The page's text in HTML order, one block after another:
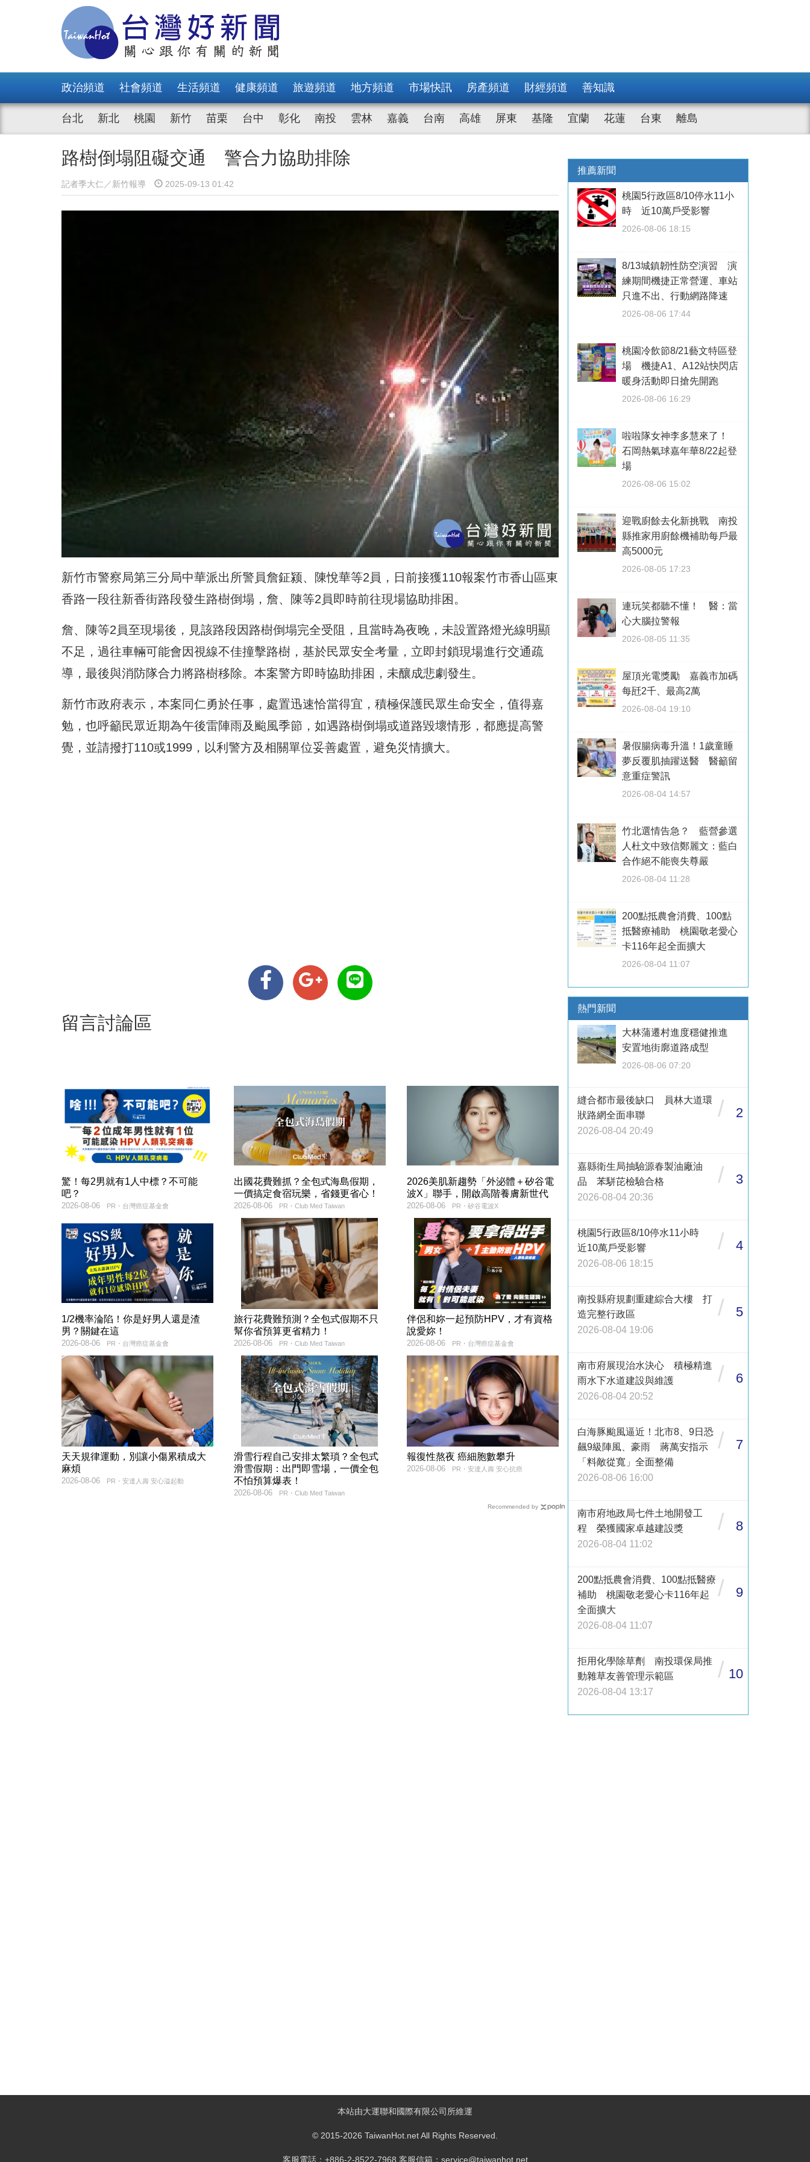
政治頻道 社會頻道 生活頻道 健康頻道 旅遊頻道 地方頻道 市場快訊 房產頻道 財經頻道 善知識
台北 新北 桃園 新竹 苗栗 台中 彰化 南投 雲林 嘉義 台南 高雄 屏東 基隆 宜蘭 花蓮 台東 離島
路樹倒塌阻礙交通 警合力協助排除
記者季大仁／新竹報導 2025-09-13 01:42
新竹市警察局第三分局中華派出所警員詹鉦颍、陳悅華等2員，日前接獲110報案竹市香山區東
香路一段往新香街路段發生路樹倒塌，詹、陳等2員即時前往現場協助排困。
詹、陳等2員至現場後，見該路段因路樹倒塌完全受阻，且當時為夜晚，未設置路燈光線明顯
不足，過往車輛可能會因視線不佳撞擊路樹，基於民眾安全考量，立即封鎖現場進行交通疏
導，最後與消防隊合力將路樹移除。本案警方即時協助排困，未釀成悲劇發生。
新竹市政府表示，本案同仁勇於任事，處置迅速恰當得宜，積極保護民眾生命安全，值得嘉
勉，也呼籲民眾近期為午後雷陣雨及颱風季節，如遇路樹倒塌或道路毀壞情形，都應提高警
覺，並請撥打110或1999，以利警方及相關單位妥善處置，避免災情擴大。
留言討論區
驚！每2男就有1人中標？不可能
吧？
PR・台灣癌症基金會
2026-08-06
出國花費難抓？全包式海島假期，
一價搞定食宿玩樂，省錢更省心！
PR・Club Med Taiwan
2026-08-06
2026美肌新趨勢「外泌體＋矽谷電
波X」聯手，開啟高階養膚新世代
PR・矽谷電波X
2026-08-06
1/2機率淪陷！你是好男人還是渣
男？關鍵在這
PR・台灣癌症基金會
2026-08-06
旅行花費難預測？全包式假期不只
幫你省預算更省精力！
PR・Club Med Taiwan
2026-08-06
伴侶和妳一起預防HPV，才有資格
說愛妳！
PR・台灣癌症基金會
2026-08-06
天天規律運動，別讓小傷累積成大
麻煩
PR・安達人壽 安心溢起動
2026-08-06
滑雪行程自己安排太繁瑣？全包式
滑雪假期：出門即雪場，一價全包
不怕預算爆表！
PR・Club Med Taiwan
2026-08-06
報復性熬夜 癌細胞數攀升
PR・安達人壽 安心抗癌
2026-08-06
Recommended by
推薦新聞
桃園5行政區8/10停水11小
時 近10萬戶受影響
2026-08-06 18:15
8/13城鎮韌性防空演習 演
練期間機捷正常營運、車站
只進不出、行動網路降速
2026-08-06 17:44
桃園冷飲節8/21藝文特區登
場 機捷A1、A12站快閃店
暖身活動即日搶先開跑
2026-08-06 16:29
啦啦隊女神李多慧來了！
石岡熱氣球嘉年華8/22起登
場
2026-08-06 15:02
迎戰廚餘去化新挑戰 南投
縣推家用廚餘機補助每戶最
高5000元
2026-08-05 17:23
連玩笑都聽不懂！ 醫：當
心大腦拉警報
2026-08-05 11:35
屋頂光電獎勵 嘉義市加碼
每瓩2千、最高2萬
2026-08-04 19:10
暑假腸病毒升溫！1歲童睡
夢反覆肌抽躍送醫 醫籲留
意重症警訊
2026-08-04 14:57
竹北選情告急？ 藍營參選
人杜文中致信鄭麗文：藍白
合作絕不能喪失尊嚴
2026-08-04 11:28
200點抵農會消費、100點
抵醫療補助 桃園敬老愛心
卡116年起全面擴大
2026-08-04 11:07
熱門新聞
大林蒲遷村進度穩健推進
安置地街廓道路成型
2026-08-06 07:20
縫合都市最後缺口 員林大道環
狀路網全面串聯
2026-08-04 20:49
/ 2
嘉縣衛生局抽驗源春製油廠油
品 苯駢芘檢驗合格
2026-08-04 20:36
/ 3
桃園5行政區8/10停水11小時
近10萬戶受影響
2026-08-06 18:15
/ 4
南投縣府規劃重建綜合大樓 打
造完整行政區
2026-08-04 19:06
/ 5
南市府展現治水決心 積極精進
雨水下水道建設與維護
2026-08-04 20:52
/ 6
白海豚颱風逼近！北市8、9日恐
飆9級陣風、豪雨 蔣萬安指示
「料敵從寬」全面整備
2026-08-06 16:00
/ 7
南市府地政局七件土地開發工
程 榮獲國家卓越建設獎
2026-08-04 11:02
/ 8
200點抵農會消費、100點抵醫療
補助 桃園敬老愛心卡116年起
全面擴大
2026-08-04 11:07
/ 9
拒用化學除草劑 南投環保局推
動雜草友善管理示範區
2026-08-04 13:17
/ 10
本站由大運聯和國際有限公司所維運
© 2015-2026 TaiwanHot.net All Rights Reserved.
客服電話：+886-2-8522-7968 客服信箱：service@taiwanhot.net